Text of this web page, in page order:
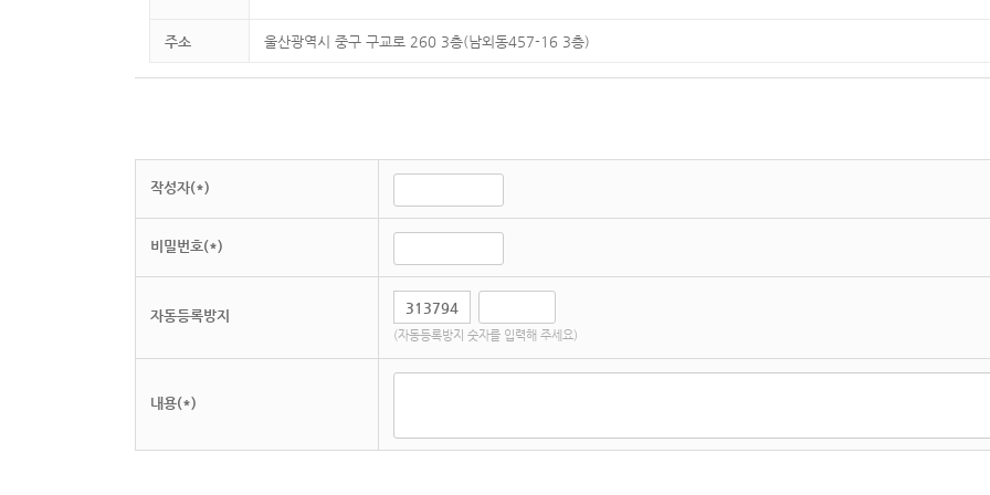
주소 울산광역시 중구 구교로 260 3층(남외동457-16 3층)
작성자(*)
비밀번호(*)
자동등록방지
(자동등록방지 숫자를 입력해 주세요)
내용(*)